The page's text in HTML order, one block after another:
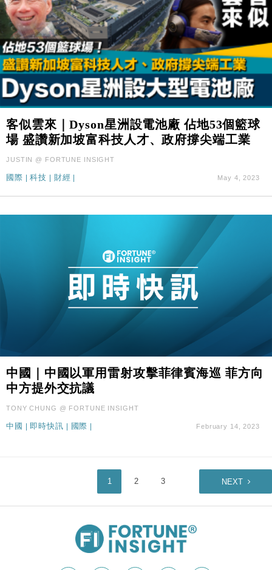
客似雲來｜Dyson星洲設電池廠 佔地53個籃球
場 盛讚新加坡富科技人才、政府撐尖端工業
JUSTIN @ FORTUNE INSIGHT
國際 |科技 財經 May 4, 2023
中國｜中國以軍用雷射攻擊菲律賓海巡 菲方向
中方提外交抗議
TONY CHUNG @ FORTUNE INSIGHT
中國 即時快訊 國際 February 14, 2023
1 2 3 NEXT